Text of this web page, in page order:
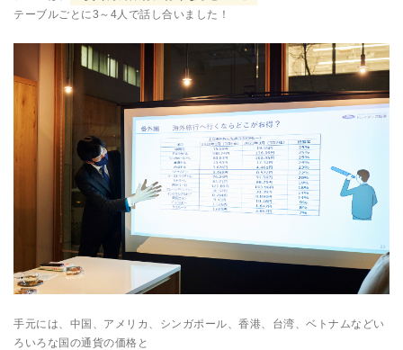
テーブルごとに3～4人で話し合いました！
手元には、中国、アメリカ、シンガポール、香港、台湾、ベトナムなどい
ろいろな国の通貨の価格と